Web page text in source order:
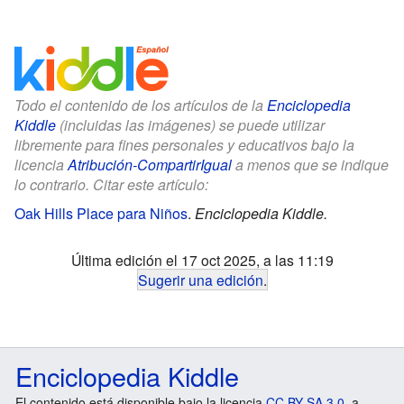
Todo el contenido de los artículos de la Enciclopedia
Kiddle (incluidas las imágenes) se puede utilizar
libremente para fines personales y educativos bajo la
licenciaAtribución-CompartirIguala menos que se indique
lo contrario. Citar este artículo:
Oak Hills Place para Niños. Enciclopedia Kiddle.
Última edición el 17 oct 2025, a las 11:19
Sugerir una edición.
Enciclopedia Kiddle